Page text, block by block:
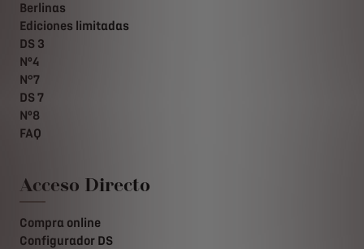
Berlinas
Ediciones limitadas
DS 3
Nº4
N°7
DS 7
Nº8
FAQ
Acceso Directo
Compra online
Configurador DS